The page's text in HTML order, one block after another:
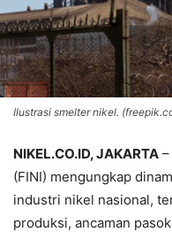
Ilustrasi smelter nikel.
NIKEL.CO.ID, JAKARTA
(FINI) mengungkap
industri nikel nasional,
produksi, ancaman